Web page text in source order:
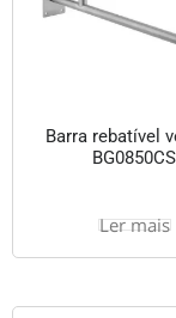
Barra rebatível
BG0850CS
Ler mais